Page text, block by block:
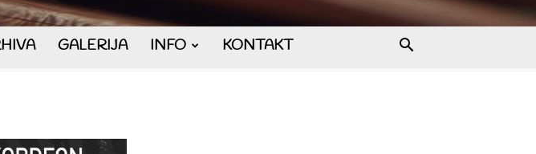
GALERIJA INFO KONTAKT